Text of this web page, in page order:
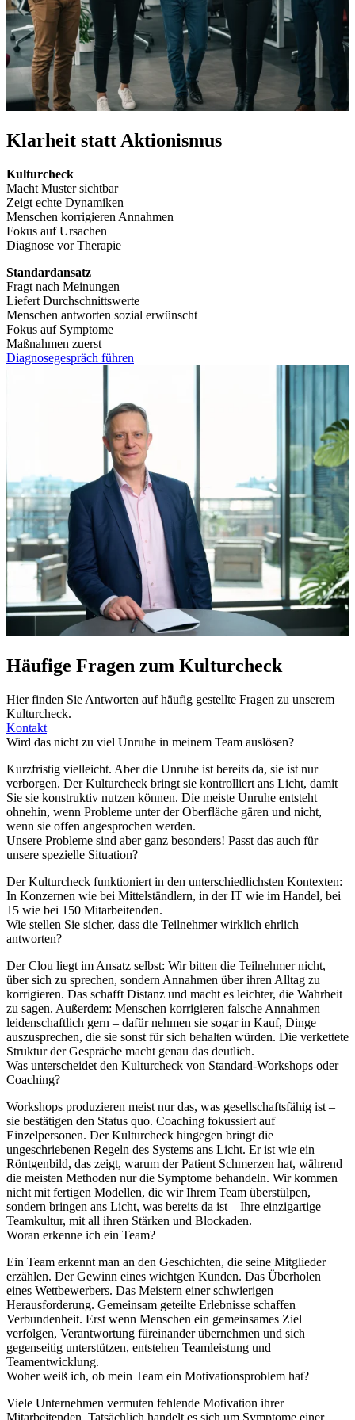
Klarheit statt Aktionismus
Kulturcheck
Macht Muster sichtbar
Zeigt echte Dynamiken
Menschen korrigieren Annahmen
Fokus auf Ursachen
Diagnose vor Therapie
Standardansatz
Fragt nach Meinungen
Liefert Durchschnittswerte
Menschen antworten sozial erwünscht
Fokus auf Symptome
Maßnahmen zuerst
Diagnosegespräch führen
Häufige Fragen zum Kulturcheck
Hier finden Sie Antworten auf häufig gestellte Fragen zu unserem
Kulturcheck.
Kontakt
Wird das nicht zu viel Unruhe in meinem Team auslösen?
Kurzfristig vielleicht. Aber die Unruhe ist bereits da, sie ist nur
verborgen. Der Kulturcheck bringt sie kontrolliert ans Licht, damit
Sie sie konstruktiv nutzen können. Die meiste Unruhe entsteht
ohnehin, wenn Probleme unter der Oberfläche gären und nicht,
wenn sie offen angesprochen werden.
Unsere Probleme sind aber ganz besonders! Passt das auch für
unsere spezielle Situation?
Der Kulturcheck funktioniert in den unterschiedlichsten Kontexten:
In Konzernen wie bei Mittelständlern, in der IT wie im Handel, bei
15 wie bei 150 Mitarbeitenden.
Wie stellen Sie sicher, dass die Teilnehmer wirklich ehrlich
antworten?
Der Clou liegt im Ansatz selbst: Wir bitten die Teilnehmer nicht,
über sich zu sprechen, sondern Annahmen über ihren Alltag zu
korrigieren. Das schafft Distanz und macht es leichter, die Wahrheit
zu sagen. Außerdem: Menschen korrigieren falsche Annahmen
leidenschaftlich gern – dafür nehmen sie sogar in Kauf, Dinge
auszusprechen, die sie sonst für sich behalten würden. Die verkettete
Struktur der Gespräche macht genau das deutlich.
Was unterscheidet den Kulturcheck von Standard-Workshops oder
Coaching?
Workshops produzieren meist nur das, was gesellschaftsfähig ist –
sie bestätigen den Status quo. Coaching fokussiert auf
Einzelpersonen. Der Kulturcheck hingegen bringt die
ungeschriebenen Regeln des Systems ans Licht. Er ist wie ein
Röntgenbild, das zeigt, warum der Patient Schmerzen hat, während
die meisten Methoden nur die Symptome behandeln. Wir kommen
nicht mit fertigen Modellen, die wir Ihrem Team überstülpen,
sondern bringen ans Licht, was bereits da ist – Ihre einzigartige
Teamkultur, mit all ihren Stärken und Blockaden.
Woran erkenne ich ein Team?
Ein Team erkennt man an den Geschichten, die seine Mitglieder
erzählen. Der Gewinn eines wichtgen Kunden. Das Überholen
eines Wettbewerbers. Das Meistern einer schwierigen
Herausforderung. Gemeinsam geteilte Erlebnisse schaffen
Verbundenheit. Erst wenn Menschen ein gemeinsames Ziel
verfolgen, Verantwortung füreinander übernehmen und sich
gegenseitig unterstützen, entstehen Teamleistung und
Teamentwicklung.
Woher weiß ich, ob mein Team ein Motivationsproblem hat?
Viele Unternehmen vermuten fehlende Motivation ihrer
Mitarbeitenden. Tatsächlich handelt es sich um Symptome einer